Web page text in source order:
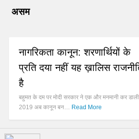
असम
नागरिकता कानून: शरणार्थियों के
प्रति दया नहीं यह ख़ालिस
है
बहुमत के दम पर मोदी सरकार ने एक और मनमानी कर
2019 अब कानून बन… Read More